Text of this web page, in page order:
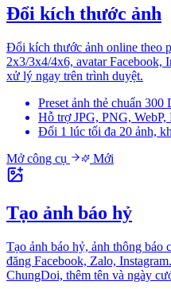
Đổi kích thước ảnh
Đổi kích thước ảnh online theo
2x3/3x4/4x6, avatar Facebook,
xử lý ngay trên trình duyệt.
Preset ảnh thẻ chuẩn
Hỗ trợ JPG, PNG,
Đổi 1 lúc tối đa 20 ảnh,
Mở công cụ
Mới
Tạo ảnh báo hỷ
Tạo ảnh báo hỷ, ảnh thông báo
đăng Facebook, Zalo,
ChungDoi, thêm tên và ngày